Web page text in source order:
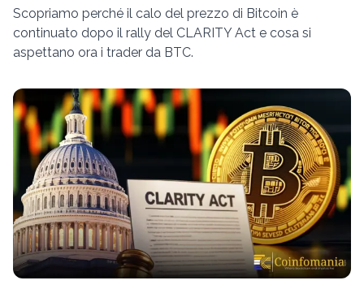
Scopriamo perché il calo del prezzo di Bitcoin è
continuato dopo il rally del CLARITY Act e cosa si
aspettano ora i trader da BTC.